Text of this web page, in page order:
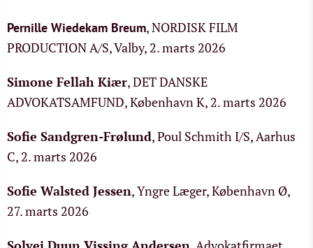
Pernille Wiedekam Breum, NORDISK FILM
PRODUCTION A/S, Valby, 2. marts 2026
Simone Fellah Kiær, DET DANSKE
ADVOKATSAMFUND, København K, 2. marts 2026
Sofie Sandgren-Frølund, Poul Schmith I/S, Aarhus
C, 2. marts 2026
Sofie Walsted Jessen, Yngre Læger, København Ø,
27. marts 2026